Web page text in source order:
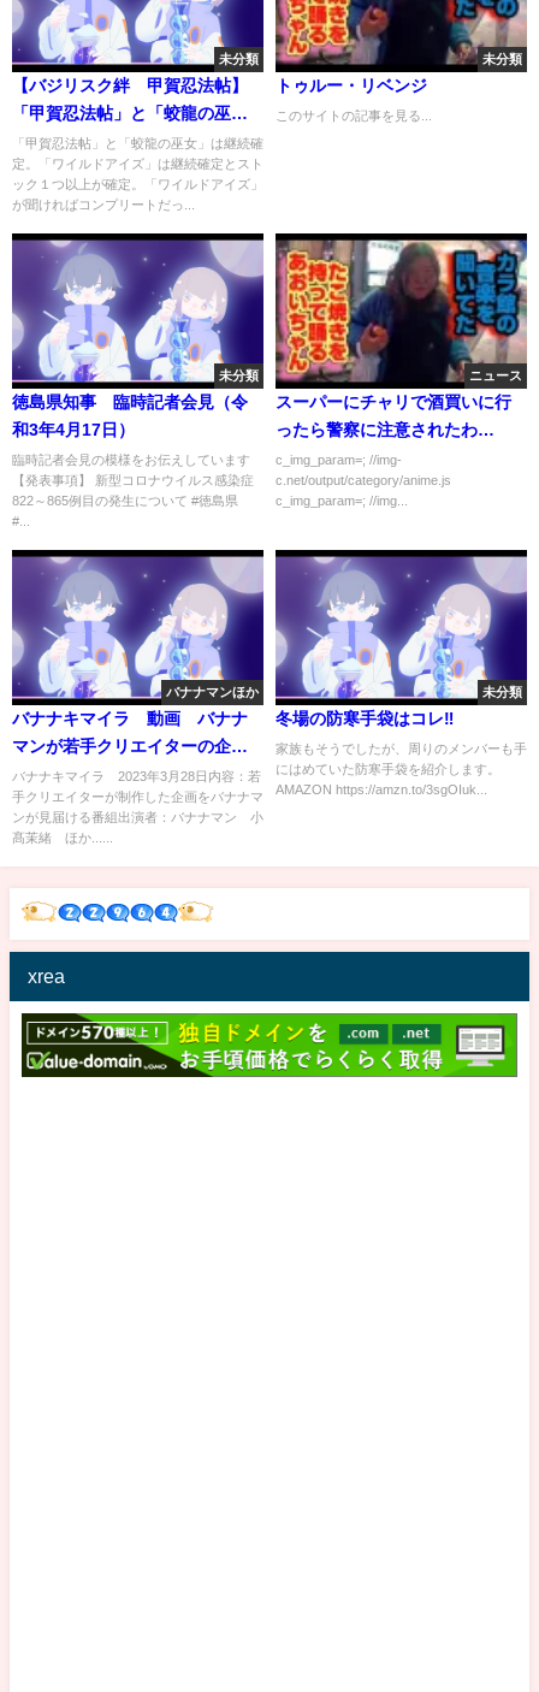
未分類
【バジリスク絆 甲賀忍法帖】
「甲賀忍法帖」と「蛟龍の巫
女」が流れる継続パターン
「甲賀忍法帖」と「蛟龍の巫女」は継続確
定。「ワイルドアイズ」は継続確定とスト
ック１つ以上が確定。「ワイルドアイズ」
が聞ければコンプリートだっ...
未分類
トゥルー・リベンジ
このサイトの記事を見る...
未分類
徳島県知事 臨時記者会見（令
和3年4月17日）
臨時記者会見の模様をお伝えしています
【発表事項】 新型コロナウイルス感染症
822～865例目の発生について #徳島県​​​​​​​​​
#...
ニュース
スーパーにチャリで酒買いに行
ったら警察に注意されたわ…
c_img_param=; //img-
c.net/output/category/anime.js
c_img_param=; //img...
バナナマンほか
バナナキマイラ 動画 バナナ
マンが若手クリエイターの企画
を観賞 3月28日
バナナキマイラ 2023年3月28日内容：若
手クリエイターが制作した企画をバナナマ
ンが見届ける番組出演者：バナナマン 小
髙茉緒 ほか......
未分類
冬場の防寒手袋はコレ‼︎
家族もそうでしたが、周りのメンバーも手
にはめていた防寒手袋を紹介します。
AMAZON https://amzn.to/3sgOIuk...
xrea